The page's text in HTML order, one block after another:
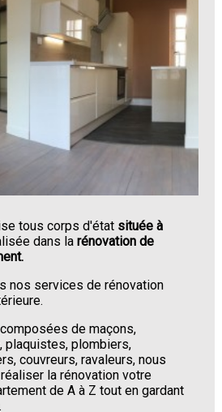
tous corps d'état située à
dans larénovation de
nos services de rénovation
de maçons,
plaquistes, plombiers,
couvreurs, ravaleurs, nous
la rénovation votre
de A à Z tout en gardant